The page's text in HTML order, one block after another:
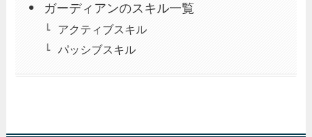
ガーディアンのスキル一覧
アクティブスキル
パッシブスキル